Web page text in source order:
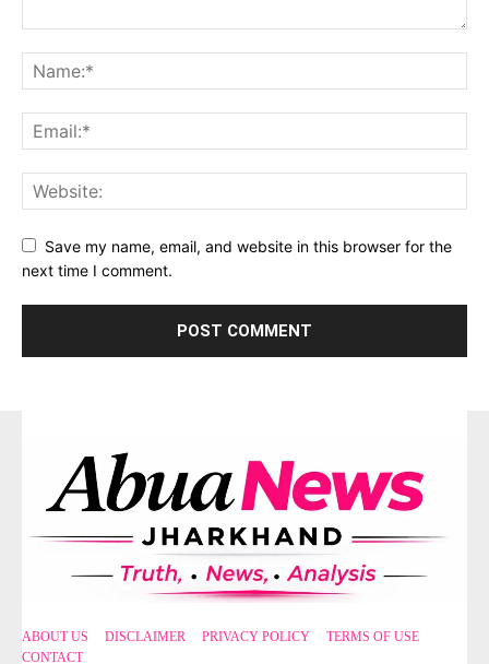
Save my name, email, and website in this browser for the
next time I comment.
ABOUT US DISCLAIMER PRIVACY POLICY
TERMS OF USE
CONTACT